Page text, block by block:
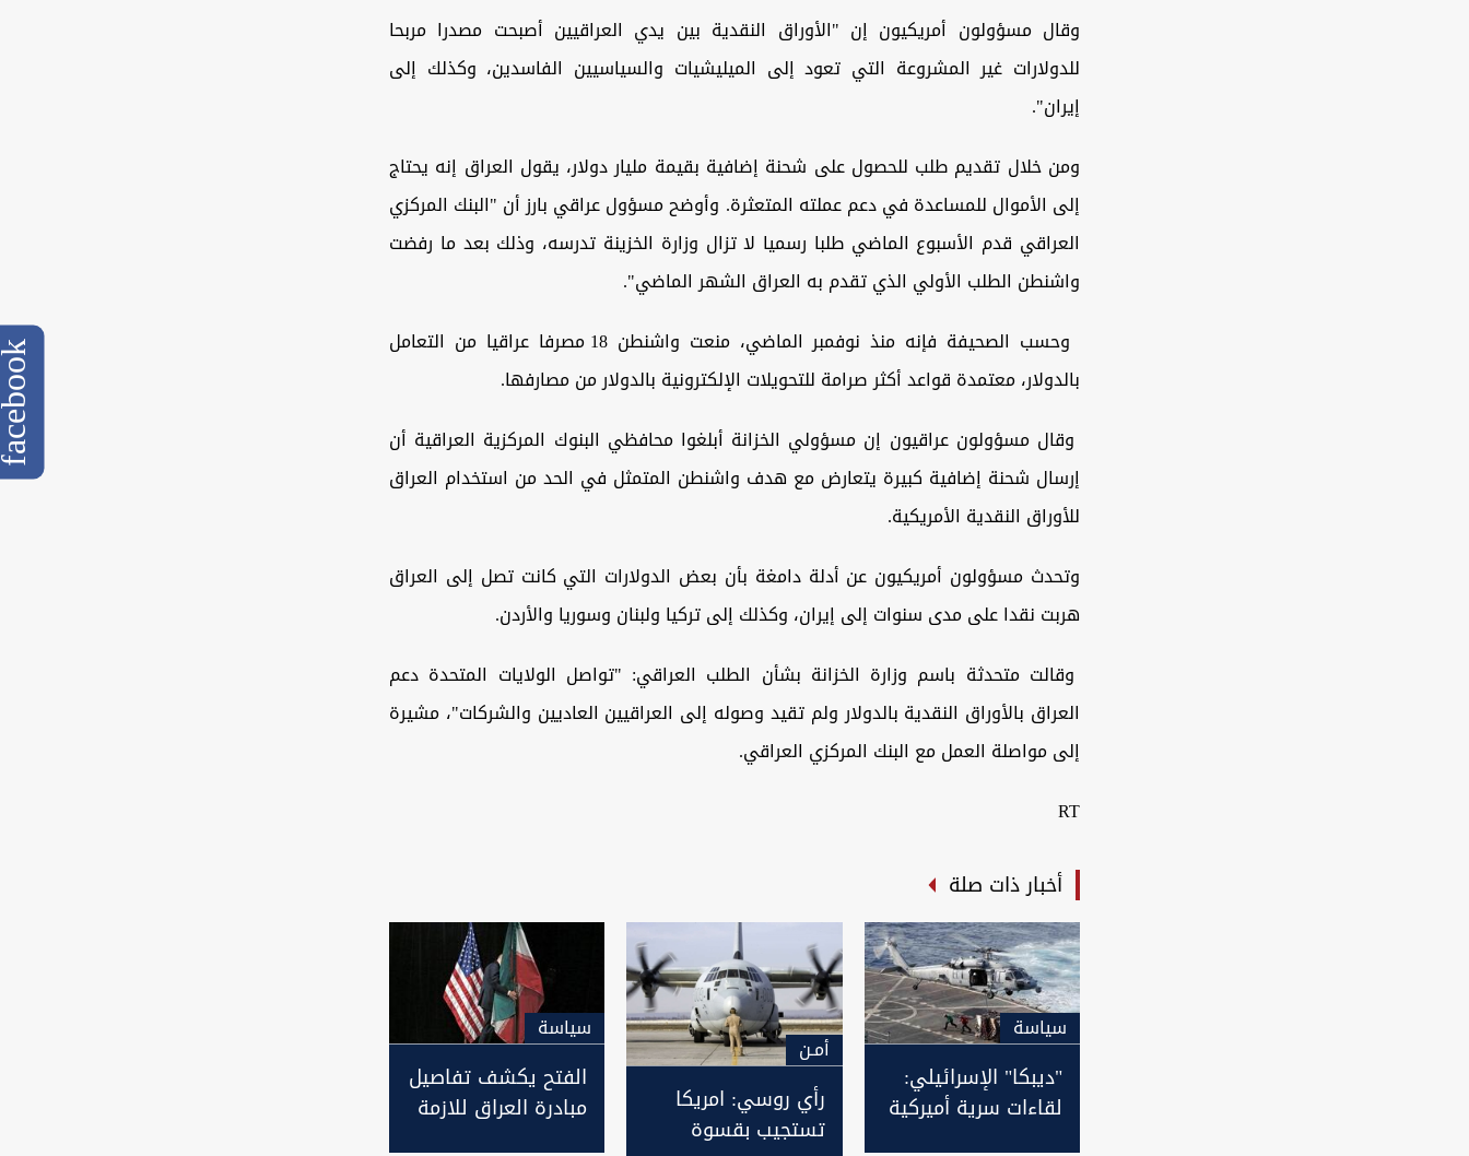
وقال مسؤولون أمريكيون إن "الأوراق النقدية بين يدي العراقيين أصبحت مصدرا مربحا
للدولارات غير المشروعة التي تعود إلى الميليشيات والسياسيين الفاسدين، وكذلك إلى
إيران".
ومن خلال تقديم طلب للحصول على شحنة إضافية بقيمة مليار دولار، يقول العراق إنه يحتاج
إلى الأموال للمساعدة في دعم عملته المتعثرة. وأوضح مسؤول عراقي بارز أن "البنك المركزي
العراقي قدم الأسبوع الماضي طلبا رسميا لا تزال وزارة الخزينة تدرسه، وذلك بعد ما رفضت
واشنطن الطلب الأولي الذي تقدم به العراق الشهر الماضي".
وحسب الصحيفة فإنه منذ نوفمبر الماضي، منعت واشنطن 18 مصرفا عراقيا من التعامل
بالدولار، معتمدة قواعد أكثر صرامة للتحويلات الإلكترونية بالدولار من مصارفها.
وقال مسؤولون عراقيون إن مسؤولي الخزانة أبلغوا محافظي البنوك المركزية العراقية أن
إرسال شحنة إضافية كبيرة يتعارض مع هدف واشنطن المتمثل في الحد من استخدام العراق
للأوراق النقدية الأمريكية.
وتحدث مسؤولون أمريكيون عن أدلة دامغة بأن بعض الدولارات التي كانت تصل إلى العراق
هربت نقدا على مدى سنوات إلى إيران، وكذلك إلى تركيا ولبنان وسوريا والأردن.
وقالت متحدثة باسم وزارة الخزانة بشأن الطلب العراقي: "تواصل الولايات المتحدة دعم
العراق بالأوراق النقدية بالدولار ولم تقيد وصوله إلى العراقيين العاديين والشركات"، مشيرة
إلى مواصلة العمل مع البنك المركزي العراقي.
RT
أخبار ذات صلة
سیاسة
"ديبكا" الإسرائيلي:
لقاءات سرية أميركية
أمـن
رأي روسي: امريكا
تستجيب بقسوة
سیاسة
الفتح يكشف تفاصيل
مبادرة العراق للازمة